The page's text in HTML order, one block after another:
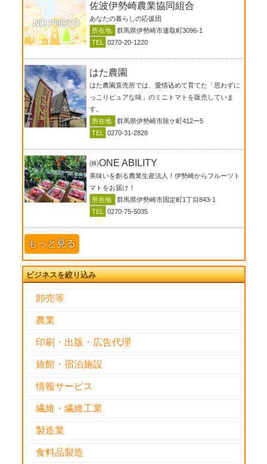
佐波伊勢崎農業協同組合
あなたの暮らしの応援団
所在地
群馬県伊勢崎市連取町3096-1
TEL 0270-20-1220
はた農園
はた農園直売所では、愛情込めて育てた「思わずに
っこりピュアな味」のミニトマトを販売していま
す。
所在地
群馬県伊勢崎市除ケ町412ー5
TEL 0270-31-2828
㈱ONE ABILITY
美味いを創る農業生産法人！伊勢崎からフルーツト
マトをお届け！
所在地
群馬県伊勢崎市国定町1丁目843-1
TEL 0270-75-5035
もっと見る
ビジネスを絞り込み
卸売等
農業
印刷・出版・広告代理
旅館・宿泊施設
情報サービス
繊維・繊維工業
製造業
食料品製造